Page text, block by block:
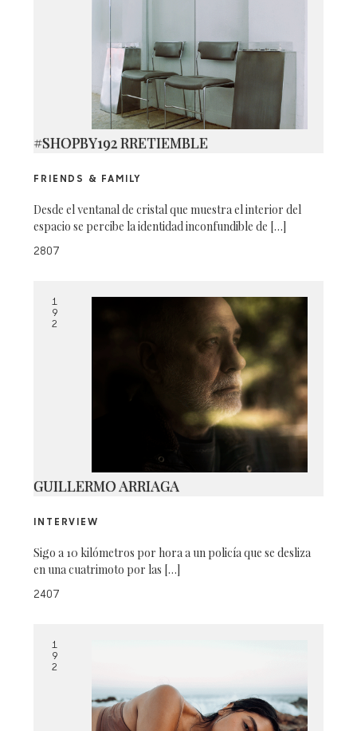
6
#SHOPBY192 RRETIEMBLE
FRIENDS & FAMILY
Desde el ventanal de cristal que muestra el interior del
espacio se percibe la identidad inconfundible de […]
2807
1
9
2
GUILLERMO ARRIAGA
INTERVIEW
Sigo a 10 kilómetros por hora a un policía que se desliza
en una cuatrimoto por las […]
2407
1
9
2